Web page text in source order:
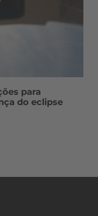
para
do eclipse